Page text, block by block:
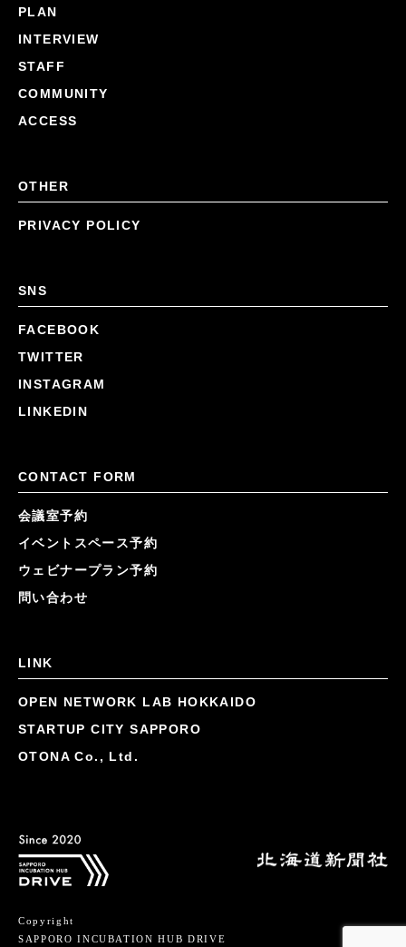
PLAN
INTERVIEW
STAFF
COMMUNITY
ACCESS
OTHER
PRIVACY POLICY
SNS
FACEBOOK
TWITTER
INSTAGRAM
LINKEDIN
CONTACT FORM
会議室予約
イベントスペース予約
ウェビナープラン予約
問い合わせ
LINK
OPEN NETWORK LAB HOKKAIDO
STARTUP CITY SAPPORO
OTONA Co., Ltd.
Copyright
SAPPORO INCUBATION HUB DRIVE